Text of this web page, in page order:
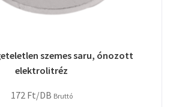
szemes saru, ónozott
elektrolitréz
172 Ft/DB Bruttó